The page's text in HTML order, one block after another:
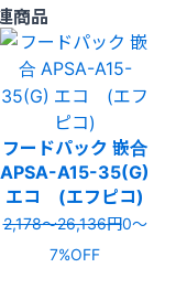
商品
フードパック 嵌合
APSA-A15-35(G)
エコ (エフピコ)
2,178〜26,136円0〜
7%OFF